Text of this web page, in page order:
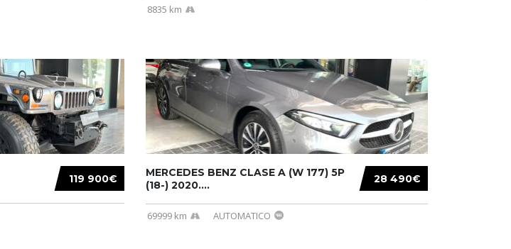
8835 km
119 900€ 28 490€
MERCEDES BENZ CLASE A (W 177) 5P
(18-) 2020....
69999 km AUTOMATICO